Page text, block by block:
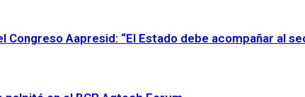
Congreso Aapresid: “El Estado debe acompañar al